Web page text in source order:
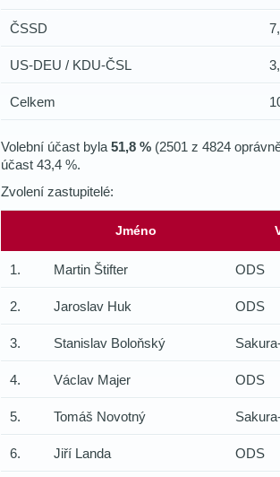
ČSSD
US-DEU / KDU-ČSL
Celkem
Volební účast byla 51,8 % (2501 z 4824
účast 43,4 %.
Zvolení zastupitelé:
Jméno
1. Martin Štifter ODS
2. Jaroslav Huk ODS
3. Stanislav Boloňský
4. Václav Majer ODS
5. Tomáš Novotný
6. Jiří Landa ODS